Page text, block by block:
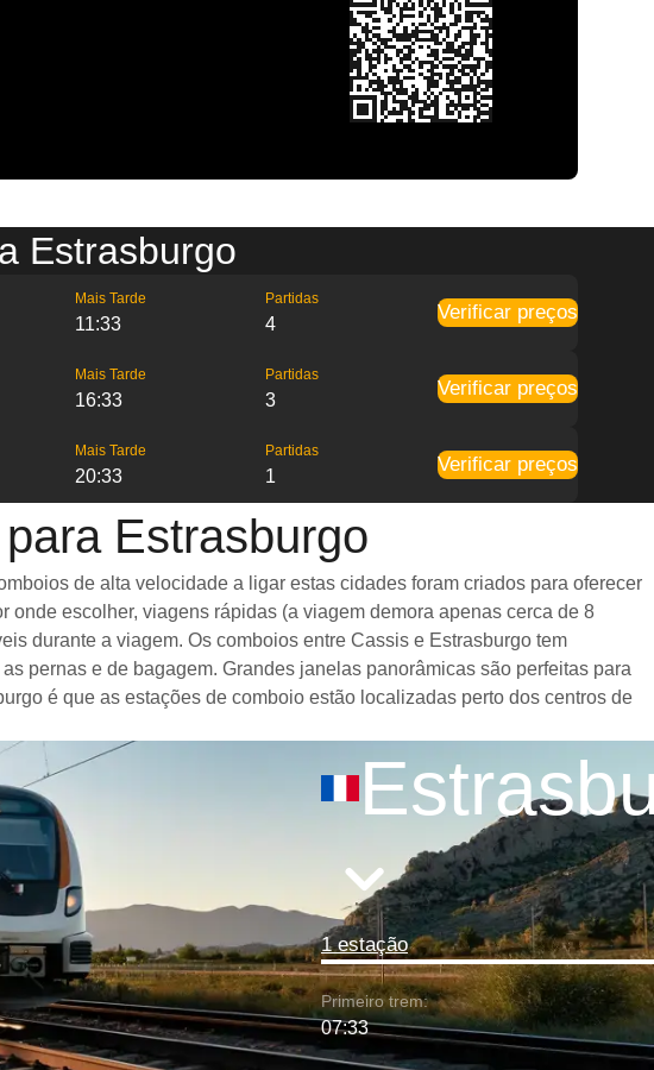
Estrasburgo
Mais Tarde
11:33
Partidas
4
Verificar preços
Mais Tarde
16:33
Partidas
3
Verificar preços
Mais Tarde
20:33
Partidas
1
Verificar preços
Estrasburgo
de alta velocidade a ligar estas cidades foram criados para oferecer
escolher, viagens rápidas (a viagem demora apenas cerca de 8
durante a viagem. Os comboios entre Cassis e Estrasburgo tem
pernas e de bagagem. Grandes janelas panorâmicas são perfeitas para
é que as estações de comboio estão localizadas perto dos centros de
1 estação
Primeiro trem:
07:33